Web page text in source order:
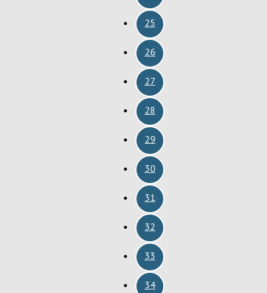
25
26
27
28
29
30
31
32
33
34